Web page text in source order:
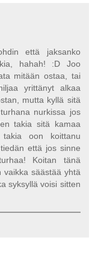
että jaksanko
hahah! :D Joo
mitään ostaa, tai
yrittänyt alkaa
mutta kyllä sitä
nurkissa jos
takia sitä kamaa
oon koittanu
että jos sinne
Koitan tänä
vaikka säästää yhtä
syksyllä voisi sitten